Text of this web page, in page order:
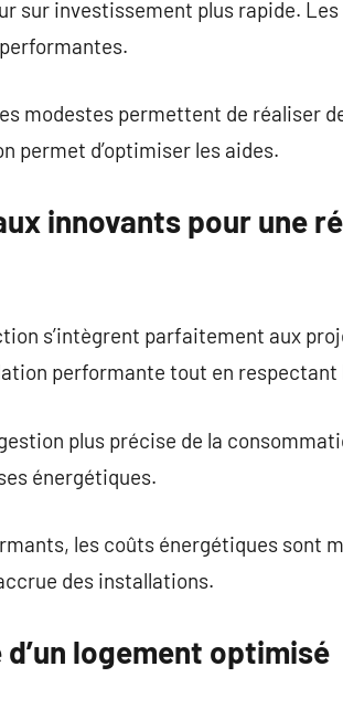
sur investissement plus rapide.
modestes permettent de réaliser
permet d’optimiser les aides.
innovants pour une
s’intègrent parfaitement aux
performante tout en respectant
plus précise de la
énergétiques.
les coûts énergétiques sont
des installations.
logement optimisé